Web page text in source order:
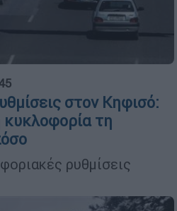
στον Κηφισό:
κυκλοφορία τη
ρυθμίσεις